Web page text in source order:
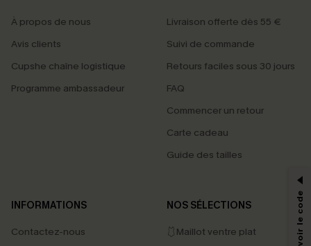
À propos de nous
Avis clients
Cupshe chaîne logistique
Programme ambassadeur
Livraison offerte dès 55 €
Suivi de commande
Retours faciles sous 30 jours
FAQ
Commencer un retour
Carte cadeau
Guide des tailles
INFORMATIONS
Contactez-nous
NOS SÉLECTIONS
🩱Maillot ventre plat
PROFITEZ DE -15%